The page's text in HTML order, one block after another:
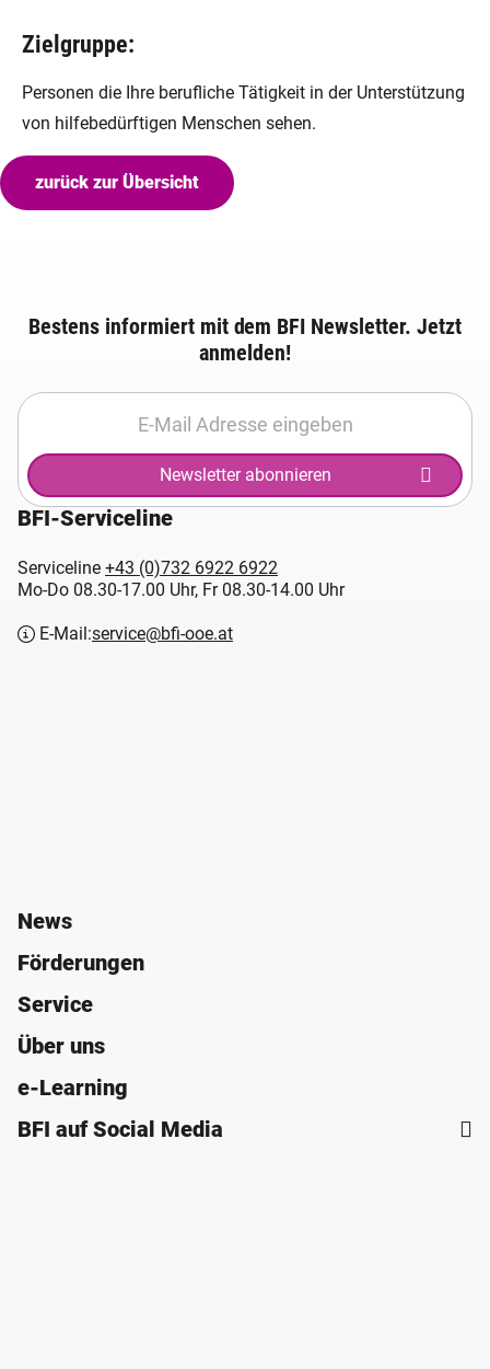
Zielgruppe:
Personen die Ihre berufliche Tätigkeit in der Unterstützung
von hilfebedürftigen Menschen sehen.
zurück zur Übersicht
Bestens informiert mit dem BFI Newsletter. Jetzt
anmelden!
Newsletter abonnieren
BFI-Serviceline
Serviceline +43 (0)732 6922 6922
Mo-Do 08.30-17.00 Uhr, Fr 08.30-14.00 Uhr
E-Mail:service@bfi-ooe.at
News
Förderungen
Service
Über uns
e-Learning
BFI auf Social Media